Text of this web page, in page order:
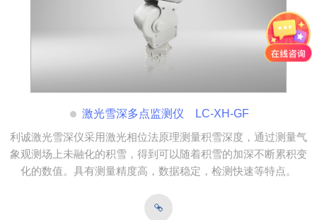
激光雪深多点监测仪 LC-XH-GF
利诚激光雪深仪采用激光相位法原理测量积雪深度，通过测量气
象观测场上未融化的积雪，得到可以随着积雪的加深不断累积变
化的数值。具有测量精度高，数据稳定，检测快速等特点。